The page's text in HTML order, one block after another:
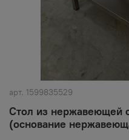
арт. 1599835529
Стол из нержавеющей
(основание